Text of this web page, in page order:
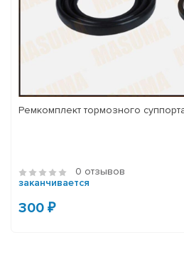
Ремкомплект тормозного
0 отзывов
заканчивается
300 ₽